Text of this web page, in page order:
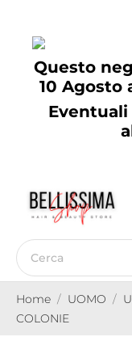
Questo
10 Agosto
Home UOMO
COLONIE